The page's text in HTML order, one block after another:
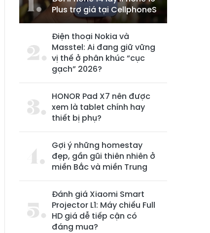
Plus trợ giá tại CellphoneS
Điện thoại Nokia và
Masstel: Ai đang giữ vững
vị thế ở phân khúc “cục
gạch” 2026?
HONOR Pad X7 nên được
xem là tablet chính hay
thiết bị phụ?
Gợi ý những homestay
đẹp, gần gũi thiên nhiên ở
miền Bắc và miền Trung
Đánh giá Xiaomi Smart
Projector L1: Máy chiếu Full
HD giá dễ tiếp cận có
đáng mua?